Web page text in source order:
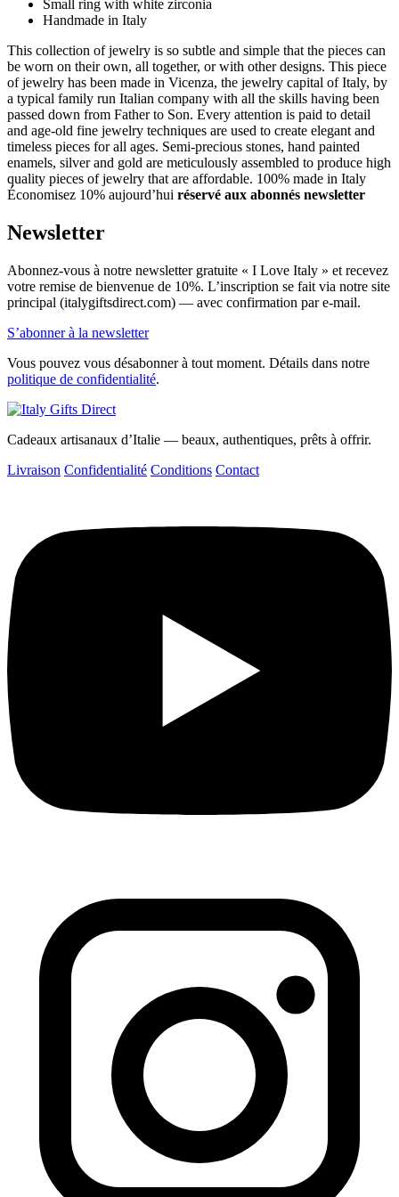
Small ring with white zirconia
Handmade in Italy
This collection of jewelry is so subtle and simple that the pieces can
be worn on their own, all together, or with other designs. This piece
of jewelry has been made in Vicenza, the jewelry capital of Italy, by
a typical family run Italian company with all the skills having been
passed down from Father to Son. Every attention is paid to detail
and age-old fine jewelry techniques are used to create elegant and
timeless pieces for all ages. Semi-precious stones, hand painted
enamels, silver and gold are meticulously assembled to produce high
quality pieces of jewelry that are affordable. 100% made in Italy
Économisez 10% aujourd’hui réservé aux abonnés newsletter
Newsletter
Abonnez-vous à notre newsletter gratuite « I Love Italy » et recevez
votre remise de bienvenue de 10%. L’inscription se fait via notre site
principal (italygiftsdirect.com) — avec confirmation par e-mail.
S’abonner à la newsletter
Vous pouvez vous désabonner à tout moment. Détails dans notre
politique de confidentialité.
Cadeaux artisanaux d’Italie — beaux, authentiques, prêts à offrir.
Livraison Confidentialité Conditions Contact